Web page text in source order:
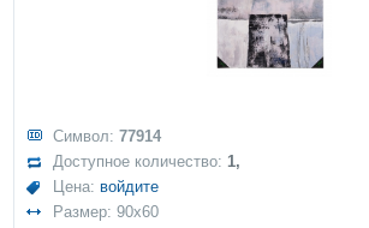
Символ:77914
Доступное количество:1,
Цена: войдите
Размер: 90x60